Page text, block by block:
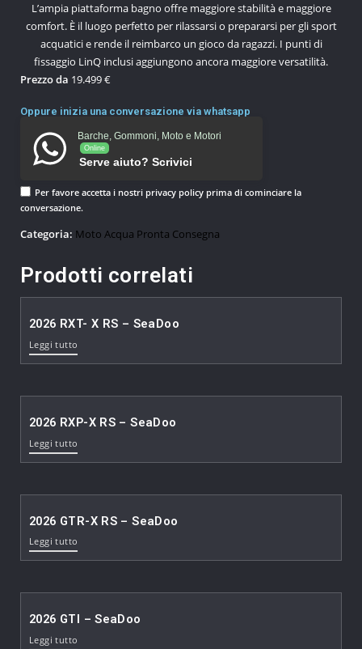
L’ampia piattaforma bagno offre maggiore stabilità e maggiore
comfort. È il luogo perfetto per rilassarsi o prepararsi per gli sport
acquatici e rende il reimbarco un gioco da ragazzi. I punti di
fissaggio LinQ inclusi aggiungono ancora maggiore versatilità.
Prezzo da 19.499 €
Oppure inizia una conversazione via whatsapp
Barche, Gommoni, Moto e Motori
Online
Serve aiuto? Scrivici
Per favore accetta i nostri privacy policy prima di cominciare la
conversazione.
Categoria: Moto Acqua Pronta Consegna
Prodotti correlati
2026 RXT- X RS – SeaDoo
Leggi tutto
2026 RXP-X RS – SeaDoo
Leggi tutto
2026 GTR-X RS – SeaDoo
Leggi tutto
2026 GTI – SeaDoo
Leggi tutto